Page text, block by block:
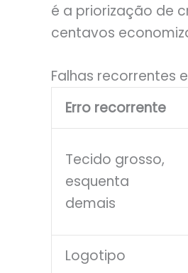
é a priorização de
centavos
Falhas recorrentes
Erro recorrente
Tecido grosso,
esquenta
demais
Logotipo